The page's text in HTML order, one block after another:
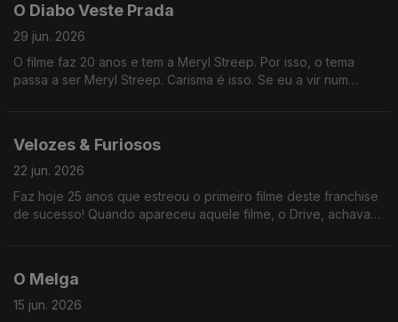
O Diabo Veste Prada
29 jun. 2026
O filme faz 20 anos e tem a Meryl Streep. Por isso, o tema
passa a ser Meryl Streep. Carisma é isso. Se eu a vir num
Velozes & Furiosos
22 jun. 2026
Faz hoje 25 anos que estreou o primeiro filme deste franchise
de sucesso! Quando apareceu aquele filme, o Drive, achava
O Melga
15 jun. 2026